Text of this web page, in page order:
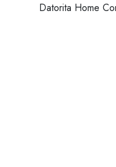
Datorita Home